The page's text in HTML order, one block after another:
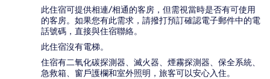
此住宿可提供相連/相通的客房，但需視當時是否有可使用
的客房。如果您有此需求，請撥打預訂確認電子郵件中的電
話號碼，直接與住宿聯絡。
此住宿沒有電梯。
住宿有二氧化碳探測器、滅火器、煙霧探測器、保全系統、
急救箱、窗戶護欄和室外照明，旅客可以安心入住。